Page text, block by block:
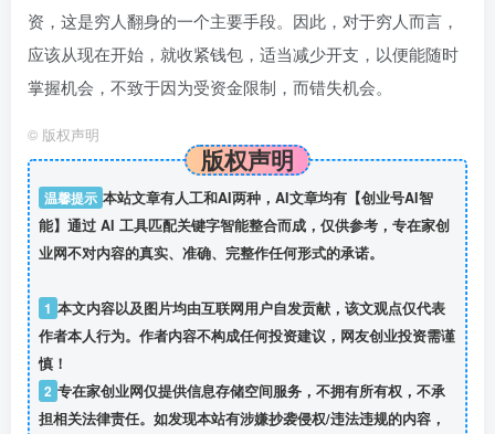
资，这是穷人翻身的一个主要手段。因此，对于穷人而言，
应该从现在开始，就收紧钱包，适当减少开支，以便能随时
掌握机会，不致于因为受资金限制，而错失机会。
© 版权声明
版权声明
温馨提示 本站文章有人工和AI两种，AI文章均有【创业号AI智
能】通过 AI 工具匹配关键字智能整合而成，仅供参考，专在家创
业网不对内容的真实、准确、完整作任何形式的承诺。
1 本文内容以及图片均由互联网用户自发贡献，该文观点仅代表
作者本人行为。作者内容不构成任何投资建议，网友创业投资需谨
慎！
2 专在家创业网仅提供信息存储空间服务，不拥有所有权，不承
担相关法律责任。如发现本站有涉嫌抄袭侵权/违法违规的内容，